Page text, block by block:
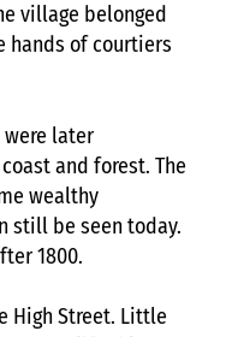
village belonged
hands of courtiers
later
and forest. The
wealthy
still be seen today.
1800.
High Street. Little